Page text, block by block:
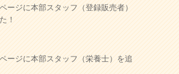
ージに本部スタッフ（登録販売者）
！
ージに本部スタッフ（栄養士）を追